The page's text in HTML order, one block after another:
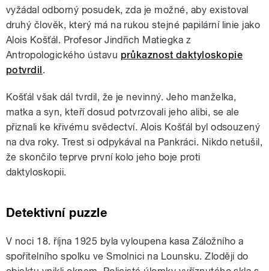
vyžádal odborný posudek, zda je možné, aby existoval
druhý člověk, který má na rukou stejné papilární linie jako
Alois Košťál. Profesor Jindřich Matiegka z
Antropologického ústavu průkaznost daktyloskopie
potvrdil .
Košťál však dál tvrdil, že je nevinný. Jeho manželka,
matka a syn, kteří dosud potvrzovali jeho alibi, se ale
přiznali ke křivému svědectví. Alois Košťál byl odsouzený
na dva roky. Trest si odpykával na Pankráci. Nikdo netušil,
že skončilo teprve první kolo jeho boje proti
daktyloskopii.
Detektivní puzzle
V noci 18. října 1925 byla vyloupena kasa Záložního a
spořitelního spolku ve Smolnici na Lounsku. Zloději do